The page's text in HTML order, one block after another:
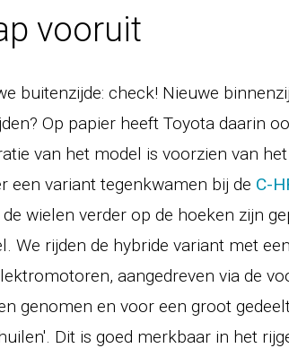
vooruit
buitenzijde: check! Nieuwe
Op papier heeft Toyota daarin
van het model is voorzien van
een variant tegenkwamen bij de C-
de wielen verder op de hoeken zijn
We rijden de hybride variant met
aangedreven via de
genomen en voor een groot
Dit is goed merkbaar in het